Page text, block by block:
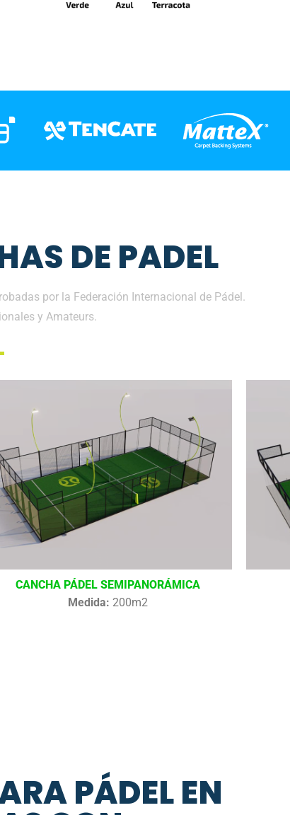
DE PADEL
por la Federación Internacional de Pádel.
y Amateurs.
CANCHA PÁDEL SEMIPANORÁMICA
Medida: 200m2
PÁDEL EN